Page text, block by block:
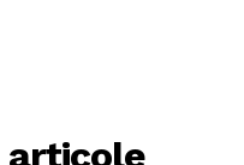
articole